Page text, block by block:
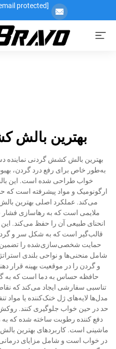
[email protected]
بهترین بالش
بهترین بالش کشش گردنی نماینده
به‌طور خاص برای رفع درد گردن،
خواب طراحی شده است. این
ارگونومیک و مواد پیشرفته است
می‌کند. عملکرد اصلی بهترین
ملایمی است که به رهاسازی
انحنای طبیعی آن را حفظ می‌کند.
قالب‌گیر است که به شکل سر و
حمایت شخصی‌سازی‌شده را
شامل منحنی‌ها و نواحی بلندی
و گردن را در موقعیت بهینه قرار
حافظه حساس به دما است که به
تناسبی سفارشی ایجاد می‌کند که
مدل‌ها لایه‌های ژل خنک‌کننده یا مواد
حد در حین خواب جلوگیری کنند.
دفع کننده رطوبت ساخته شده که
ماشینی است. کاربردهای بهترین
در خواب است و شامل مزایای